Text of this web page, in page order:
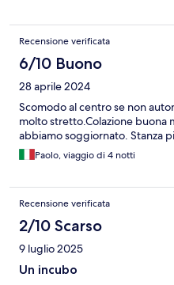
Recensione verificata
6/10 Buono
28 aprile 2024
Scomodo al centro se non
molto stretto.Colazione buona
abbiamo soggiornato. Stanza
Paolo, viaggio di 4 notti
Recensione verificata
2/10 Scarso
9 luglio 2025
Un incubo